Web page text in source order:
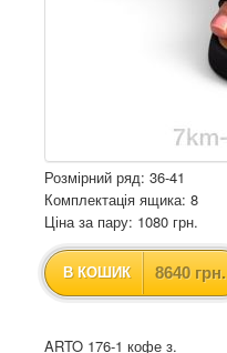
Розмірний ряд: 36-41
Комплектація ящика: 8
Ціна за пару: 1080 грн.
В КОШИК 8640 грн.
ARTO 176-1 кофе з.